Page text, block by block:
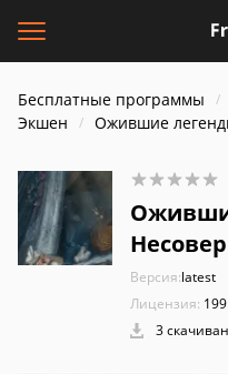
Бесплатные программы
Экшен
Ожившие
Версия:latest
Лицензия:
3